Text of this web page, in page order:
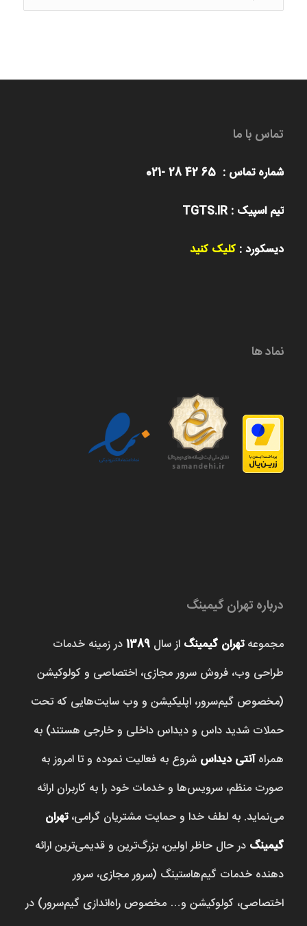
تماس با ما
شماره تماس : 65 42 28 -021
تیم اسپیک : TGTS.IR
دیسکورد :کلیک کنید
نماد ها
درباره تهران گیمینگ
مجموعهتهران گیمینگ از سال 1389در زمینه خدمات
طراحی وب، فروش‌ سرور مجازی، اختصاصی و کولوکیشن
(مخصوص گیم‌سرور، اپلیکیشن و وب سایت‌هایی که تحت
حملات شدید داس و دیداس داخلی و خارجی هستند) به
همراهآنتی دیداس شروع به فعالیت نموده و تا امروز به
صورت منظم، سرویس‌ها و خدمات خود را به کاربران ارائه
می‌نماید. به لطف خدا و حمایت مشتریان گرامی،تهران
گیمینگ در حال حاظر اولین، بزرگ‌ترین و قدیمی‌ترین ارائه
دهنده خدمات گیم‌هاستینگ (سرور مجازی، سرور
اختصاصی، کولوکیشن و… مخصوص راه‌اندازی گیم‌سرور) در